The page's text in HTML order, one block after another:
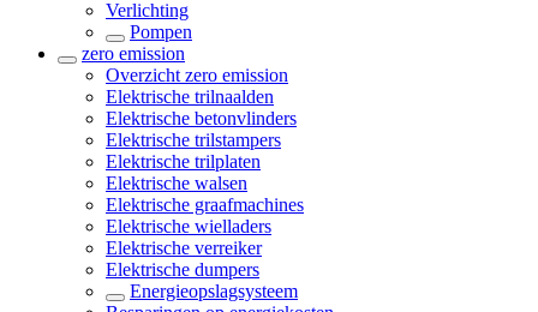
Verlichting
Pompen
zero emission
Overzicht zero emission
Elektrische trilnaalden
Elektrische betonvlinders
Elektrische trilstampers
Elektrische trilplaten
Elektrische walsen
Elektrische graafmachines
Elektrische wielladers
Elektrische verreiker
Elektrische dumpers
Energieopslagsysteem